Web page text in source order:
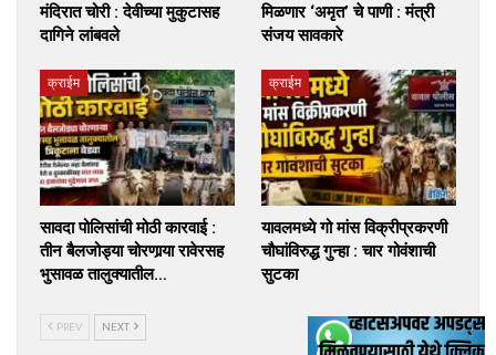
मंदिरात चोरी : देवीच्या मुकुटासह
दागिने लांबवले
मिळणार ‘अमृत’ चे पाणी : मंत्री
संजय सावकारे
क्राईम
सावदा पोलिसांची मोठी कारवाई :
तीन बैलजोड्या चोरणार्‍या रावेरसह
भुसावळ तालुक्यातील…
क्राईम
यावलमध्ये गो मांस विक्रीप्रकरणी
चौघांविरुद्ध गुन्हा : चार गोवंशाची
सुटका
PREV NEXT